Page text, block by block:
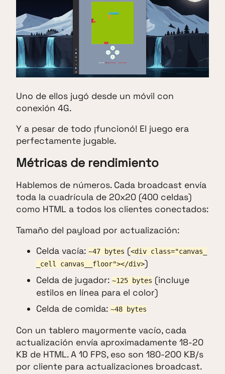
Uno de ellos jugó desde un móvil con
conexión 4G.
Y a pesar de todo ¡funcionó! El juego era
perfectamente jugable.
Métricas de rendimiento
Hablemos de números. Cada broadcast envía
toda la cuadrícula de 20x20 (400 celdas)
como HTML a todos los clientes conectados:
Tamaño del payload por actualización:
Celda vacía: ~47 bytes (<div class="canvas_
_cell canvas__floor"></div>)
Celda de jugador: ~125 bytes (incluye
estilos en línea para el color)
Celda de comida: ~48 bytes
Con un tablero mayormente vacío, cada
actualización envía aproximadamente 18-20
KB de HTML. A 10 FPS, eso son 180-200 KB/s
por cliente para actualizaciones broadcast.